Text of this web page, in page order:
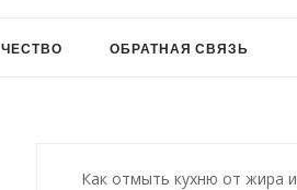
ОБРАТНАЯ СВЯЗЬ
Как отмыть кухню от жира и